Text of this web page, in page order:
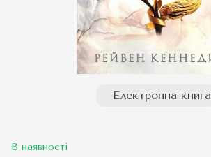
Електронна книга
В наявності